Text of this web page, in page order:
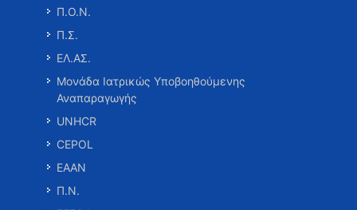
Π.Ο.Ν.
Π.Σ.
ΕΛ.ΑΣ.
Μονάδα Ιατρικώς Υποβοηθούμενης
Αναπαραγωγής
UNHCR
CEPOL
ΕΑΑΝ
Π.Ν.